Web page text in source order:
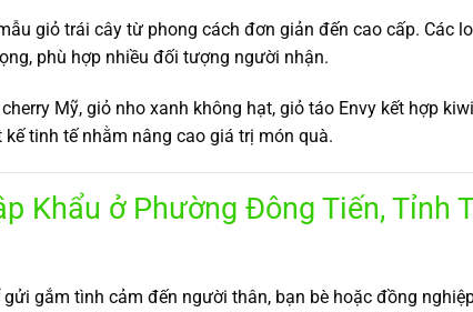
giỏ trái cây từ phong cách đơn giản đến cao cấp. Các
phù hợp nhiều đối tượng người nhận.
Mỹ, giỏ nho xanh không hạt, giỏ táo Envy kết hợp
tinh tế nhằm nâng cao giá trị món quà.
Khẩu ở Phường Đông Tiến, Tỉnh
gắm tình cảm đến người thân, bạn bè hoặc đồng